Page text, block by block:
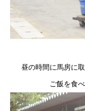
昼の時間に馬房に
ご飯を食